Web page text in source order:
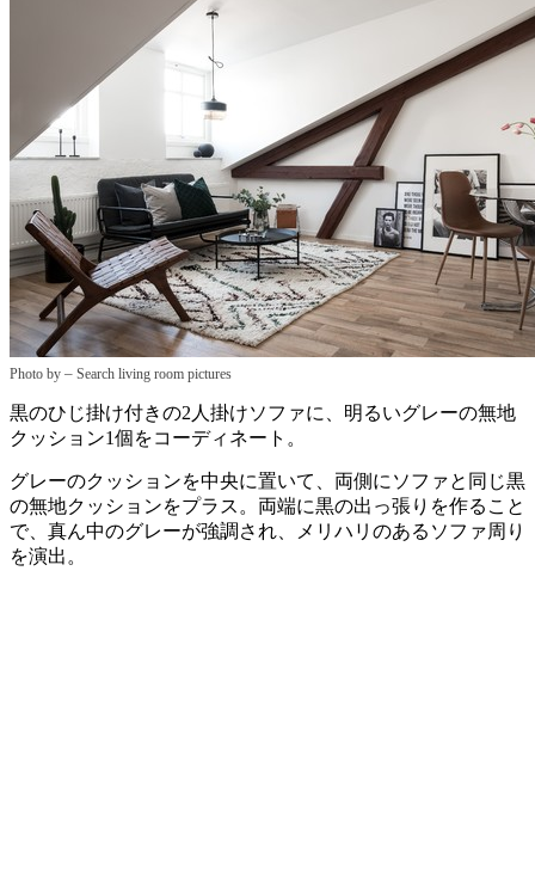
Photo by – Search living room pictures
黒のひじ掛け付きの2人掛けソファに、明るいグレーの無地
クッション1個をコーディネート。
グレーのクッションを中央に置いて、両側にソファと同じ黒
の無地クッションをプラス。両端に黒の出っ張りを作ること
で、真ん中のグレーが強調され、メリハリのあるソファ周り
を演出。